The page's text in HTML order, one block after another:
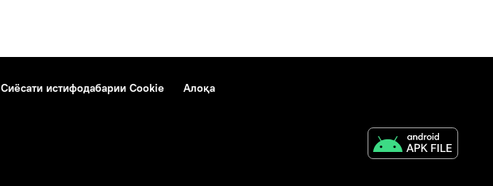
Сиёсати истифодабарии Cookie Алоқа